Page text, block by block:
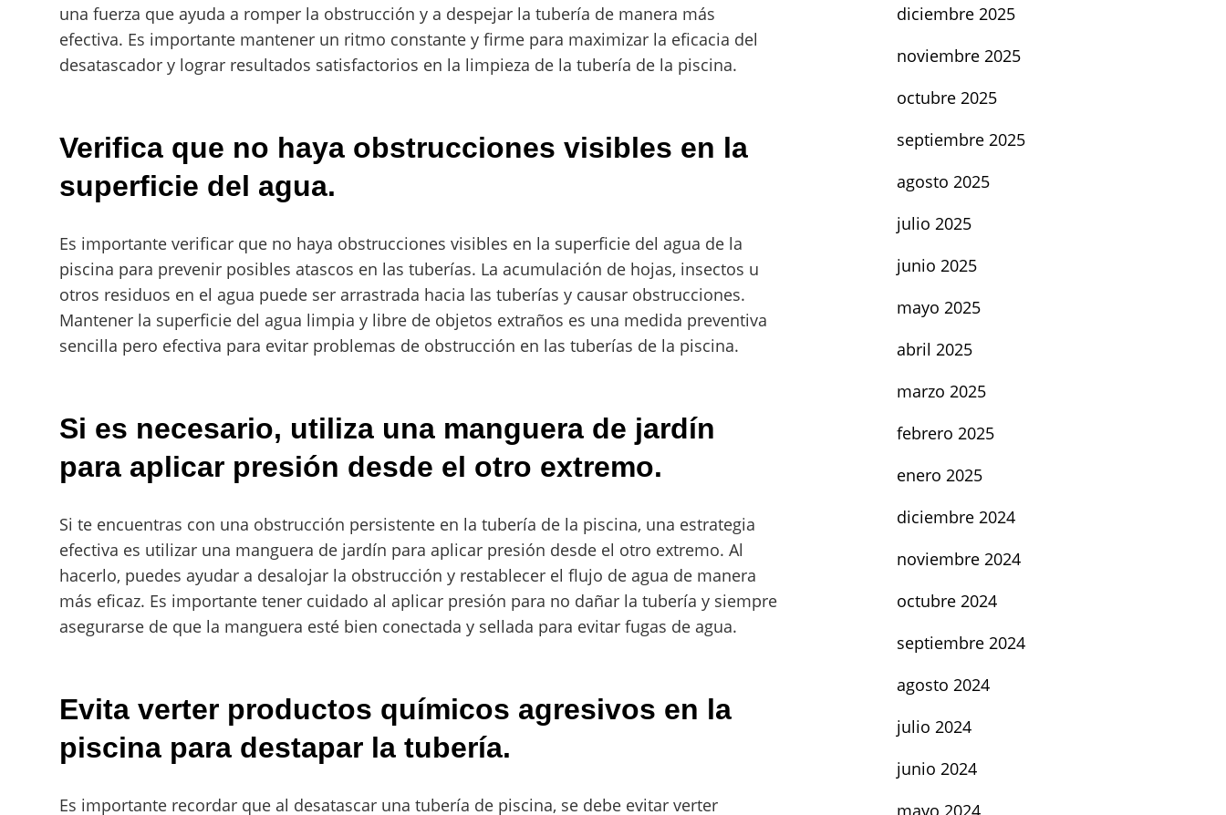
una fuerza que ayuda a romper la obstrucción y a despejar la tubería de manera más
efectiva. Es importante mantener un ritmo constante y firme para maximizar la eficacia del
desatascador y lograr resultados satisfactorios en la limpieza de la tubería de la piscina.
Verifica que no haya obstrucciones visibles en la
superficie del agua.
Es importante verificar que no haya obstrucciones visibles en la superficie del agua de la
piscina para prevenir posibles atascos en las tuberías. La acumulación de hojas, insectos u
otros residuos en el agua puede ser arrastrada hacia las tuberías y causar obstrucciones.
Mantener la superficie del agua limpia y libre de objetos extraños es una medida preventiva
sencilla pero efectiva para evitar problemas de obstrucción en las tuberías de la piscina.
Si es necesario, utiliza una manguera de jardín
para aplicar presión desde el otro extremo.
Si te encuentras con una obstrucción persistente en la tubería de la piscina, una estrategia
efectiva es utilizar una manguera de jardín para aplicar presión desde el otro extremo. Al
hacerlo, puedes ayudar a desalojar la obstrucción y restablecer el flujo de agua de manera
más eficaz. Es importante tener cuidado al aplicar presión para no dañar la tubería y siempre
asegurarse de que la manguera esté bien conectada y sellada para evitar fugas de agua.
Evita verter productos químicos agresivos en la
piscina para destapar la tubería.
Es importante recordar que al desatascar una tubería de piscina, se debe evitar verter
diciembre 2025
noviembre 2025
octubre 2025
septiembre 2025
agosto 2025
julio 2025
junio 2025
mayo 2025
abril 2025
marzo 2025
febrero 2025
enero 2025
diciembre 2024
noviembre 2024
octubre 2024
septiembre 2024
agosto 2024
julio 2024
junio 2024
mayo 2024